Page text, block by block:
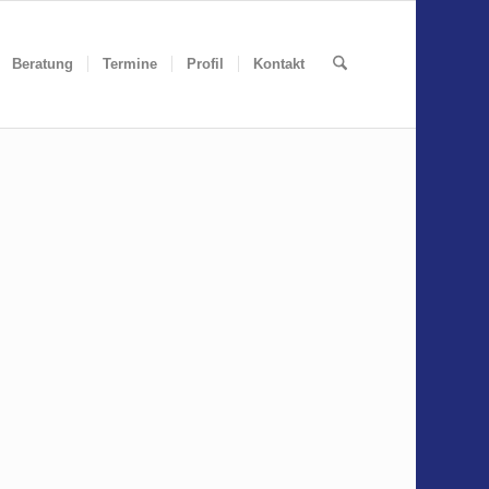
Beratung Termine Profil Kontakt